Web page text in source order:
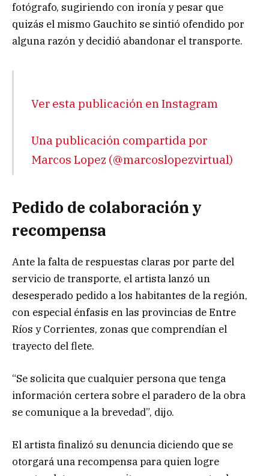
fotógrafo, sugiriendo con ironía y pesar que
quizás el mismo Gauchito se sintió ofendido por
alguna razón y decidió abandonar el transporte.
Ver esta publicación en Instagram
Una publicación compartida por
Marcos Lopez (@marcoslopezvirtual)
Pedido de colaboración y
recompensa
Ante la falta de respuestas claras por parte del
servicio de transporte, el artista lanzó un
desesperado pedido a los habitantes de la región,
con especial énfasis en las provincias de Entre
Ríos y Corrientes, zonas que comprendían el
trayecto del flete.
“Se solicita que cualquier persona que tenga
información certera sobre el paradero de la obra
se comunique a la brevedad”, dijo.
El artista finalizó su denuncia diciendo que se
otorgará una recompensa para quien logre